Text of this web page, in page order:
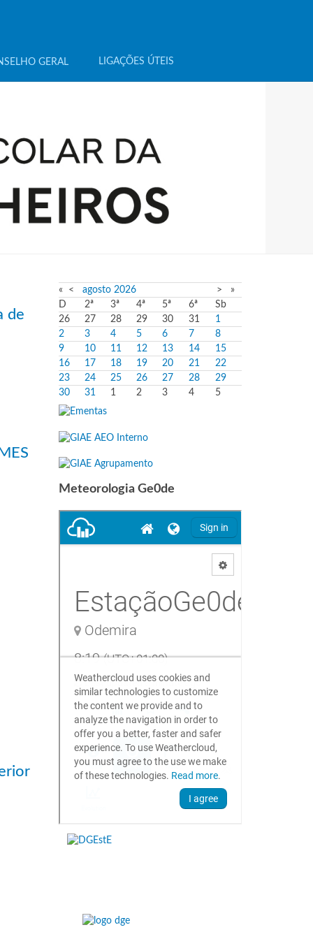
GERAL LIGAÇÕES ÚTEIS
de
« < agosto 2026 >
»
D
2ª 3ª 4ª 5ª 6ª
Sb
26
27 28 29 30 31
1
2
3 4 5 6 7
8
9
10 11 12 13 14
15
16
17 18 19 20 21
22
23
24 25 26 27 28
29
30
31 1 2 3 4 5
Meteorologia Ge0de